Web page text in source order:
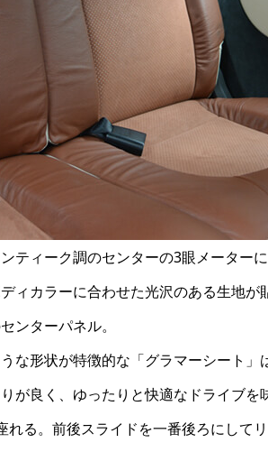
ティーク調のセンターの3眼メーター
ィカラーに合わせた光沢のある生地
ンターパネル。
な形状が特徴的な「グラマーシート
が良く、ゆったりと快適なドライブを
る。前後スライドを一番後ろにして